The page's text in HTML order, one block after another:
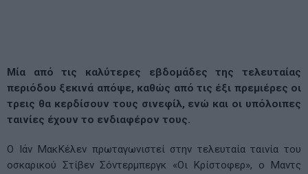
Μία από τις καλύτερες εβδομάδες της τελευταίας
περιόδου ξεκινά απόψε, καθώς από τις έξι πρεμιέρες οι
τρεις θα κερδίσουν τους σινεφίλ, ενώ και οι υπόλοιπες
ταινίες έχουν το ενδιαφέρον τους.
Ο Ιάν ΜακΚέλεν πρωταγωνιστεί στην τελευταία ταινία του
οσκαρικού Στίβεν Σόντερμπεργκ «Οι Κρίστοφερ», ο Μαντς